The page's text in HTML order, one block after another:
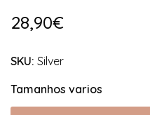
28,90€
SKU: Silver
Tamanhos varios